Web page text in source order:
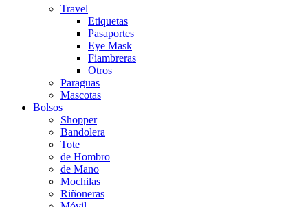
Travel
Etiquetas
Pasaportes
Eye Mask
Fiambreras
Otros
Paraguas
Mascotas
Bolsos
Shopper
Bandolera
Tote
de Hombro
de Mano
Mochilas
Riñoneras